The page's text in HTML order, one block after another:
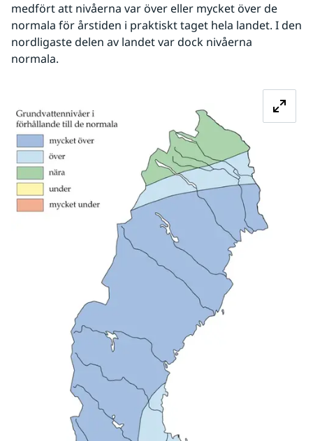
medfört att nivåerna var över eller mycket över de
normala för årstiden i praktiskt taget hela landet. I den
nordligaste delen av landet var dock nivåerna
normala.